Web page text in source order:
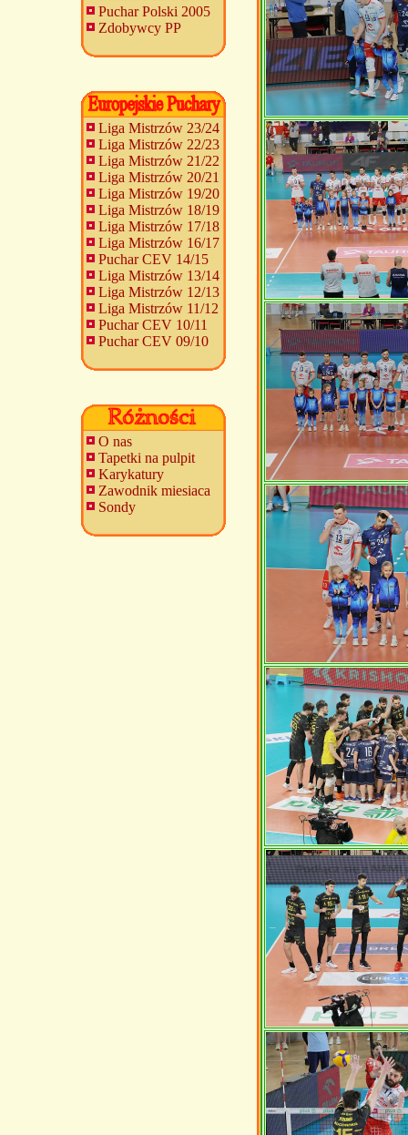
Puchar Polski 2005
Zdobywcy PP
Liga Mistrzów 23/24
Liga Mistrzów 22/23
Liga Mistrzów 21/22
Liga Mistrzów 20/21
Liga Mistrzów 19/20
Liga Mistrzów 18/19
Liga Mistrzów 17/18
Liga Mistrzów 16/17
Puchar CEV 14/15
Liga Mistrzów 13/14
Liga Mistrzów 12/13
Liga Mistrzów 11/12
Puchar CEV 10/11
Puchar CEV 09/10
O nas
Tapetki na pulpit
Karykatury
Zawodnik miesiaca
Sondy